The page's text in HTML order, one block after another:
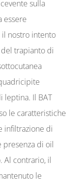
sulla
essere
il nostro intento
trapianto di
Il BAT
le caratteristiche
infiltrazione di
presenza di oil
Al contrario, il
le